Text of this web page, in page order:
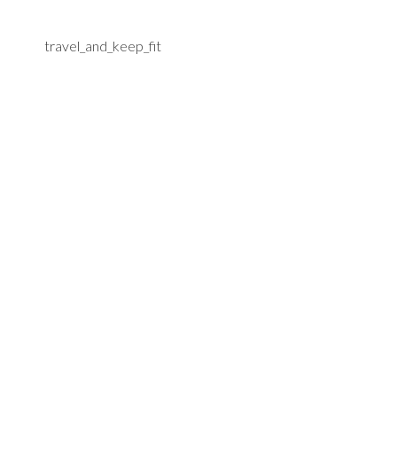
travel_and_keep_fit